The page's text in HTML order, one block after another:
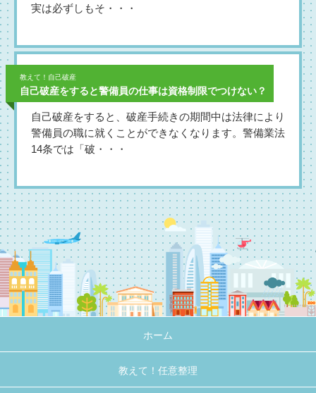
実は必ずしもそ・・・
教えて！自己破産
自己破産をすると警備員の仕事は資格制限でつけない？
自己破産をすると、破産手続きの期間中は法律により
警備員の職に就くことができなくなります。警備業法
14条では「破・・・
ホーム
教えて！任意整理